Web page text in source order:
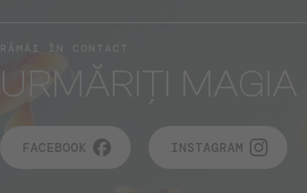
RĂMÂI ÎN CONTACT
URMĂRIȚI MAGIA
FACEBOOK INSTAGRAM